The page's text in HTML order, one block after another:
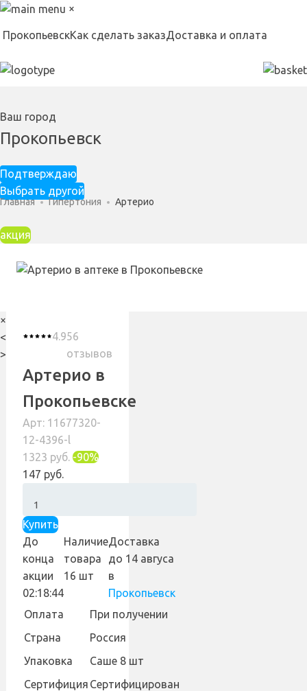
×
ПрокопьевскКак сделать заказДоставка и оплата
Ваш город
Прокопьевск
Подтверждаю
Выбрать другой
Главная Гипертония Артерио
акция
×
<
>
4.956
отзывов
Артерио в
Прокопьевске
Арт: 11677320-
12-4396-l
1323 руб. -90%
147 руб.
Купить
До
конца
акции
02:18:43
Наличие
товара
16 шт
Доставка
до 14 авгуса
в
Прокопьевск
Оплата
При получении
Страна
Россия
Упаковка
Саше 8 шт
Сертифиция Сертифицирован